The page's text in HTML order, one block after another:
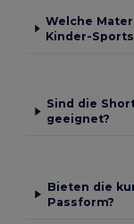
Welche
Kinder-
Sind die
geeignet?
Bieten die
Passform?